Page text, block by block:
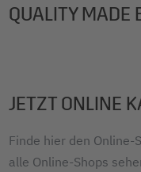
QUALITY MADE
JETZT ONLINE
Finde hier den Online-
alle Online-Shops